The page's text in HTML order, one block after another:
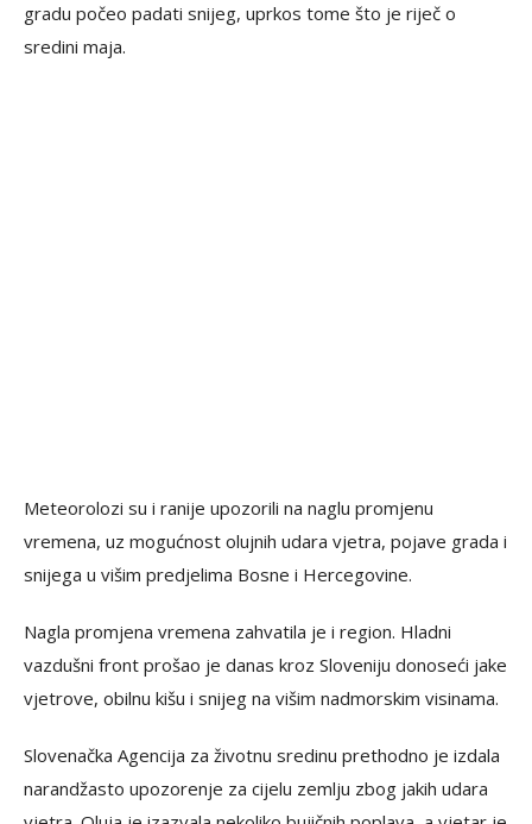
gradu počeo padati snijeg, uprkos tome što je riječ o
sredini maja.
Meteorolozi su i ranije upozorili na naglu promjenu
vremena, uz mogućnost olujnih udara vjetra, pojave grada i
snijega u višim predjelima Bosne i Hercegovine.
Nagla promjena vremena zahvatila je i region. Hladni
vazdušni front prošao je danas kroz Sloveniju donoseći jake
vjetrove, obilnu kišu i snijeg na višim nadmorskim visinama.
Slovenačka Agencija za životnu sredinu prethodno je izdala
narandžasto upozorenje za cijelu zemlju zbog jakih udara